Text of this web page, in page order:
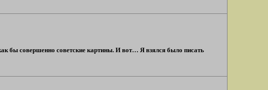
бы совершенно советские картины. И вот… Я взялся было писать